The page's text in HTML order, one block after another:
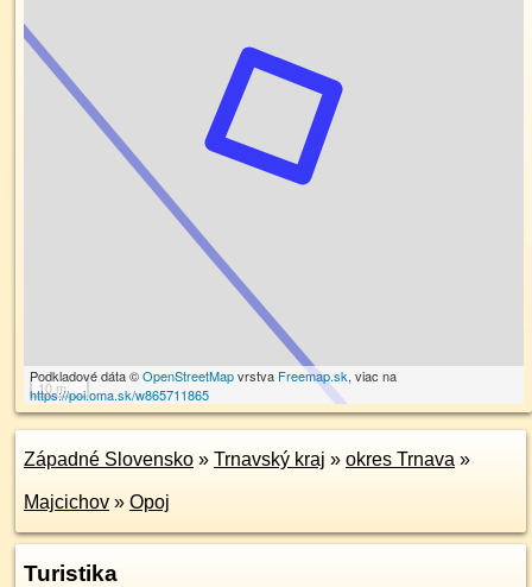
10 m
Podkladové dáta ©OpenStreetMapvrstva Freemap.sk, viac na
https://poi.oma.sk/w865711865
Západné Slovensko » Trnavský kraj » okres Trnava »
Majcichov » Opoj
Turistika